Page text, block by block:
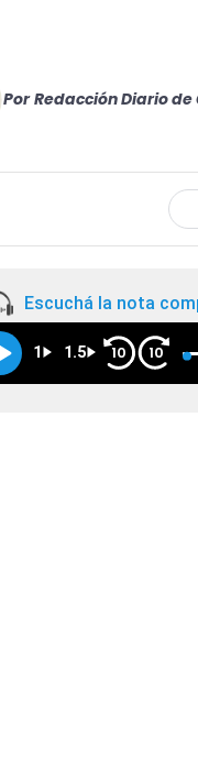
Por Redacción Diario de
Escuchá la nota
1 1.5 10 10